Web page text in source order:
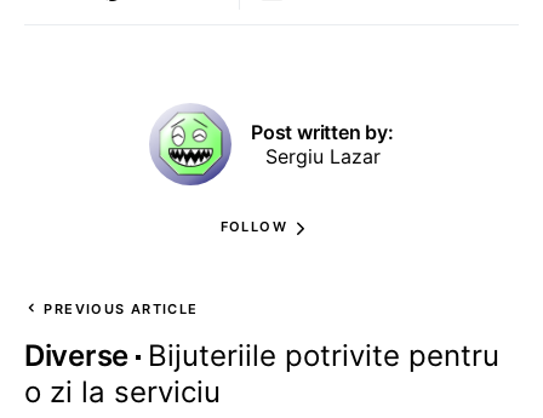
Post written by:
Sergiu Lazar
FOLLOW
PREVIOUS ARTICLE
Diverse
Bijuteriile potrivite pentru
o zi la serviciu